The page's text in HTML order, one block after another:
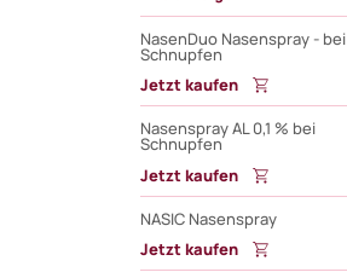
NasenDuo Nasenspray - bei
Schnupfen
Jetzt kaufen
Nasenspray AL 0,1 % bei
Schnupfen
Jetzt kaufen
NASIC Nasenspray
Jetzt kaufen